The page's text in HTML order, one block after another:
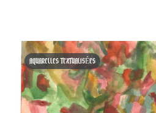
AQUARELLES TEXTUALISÉES